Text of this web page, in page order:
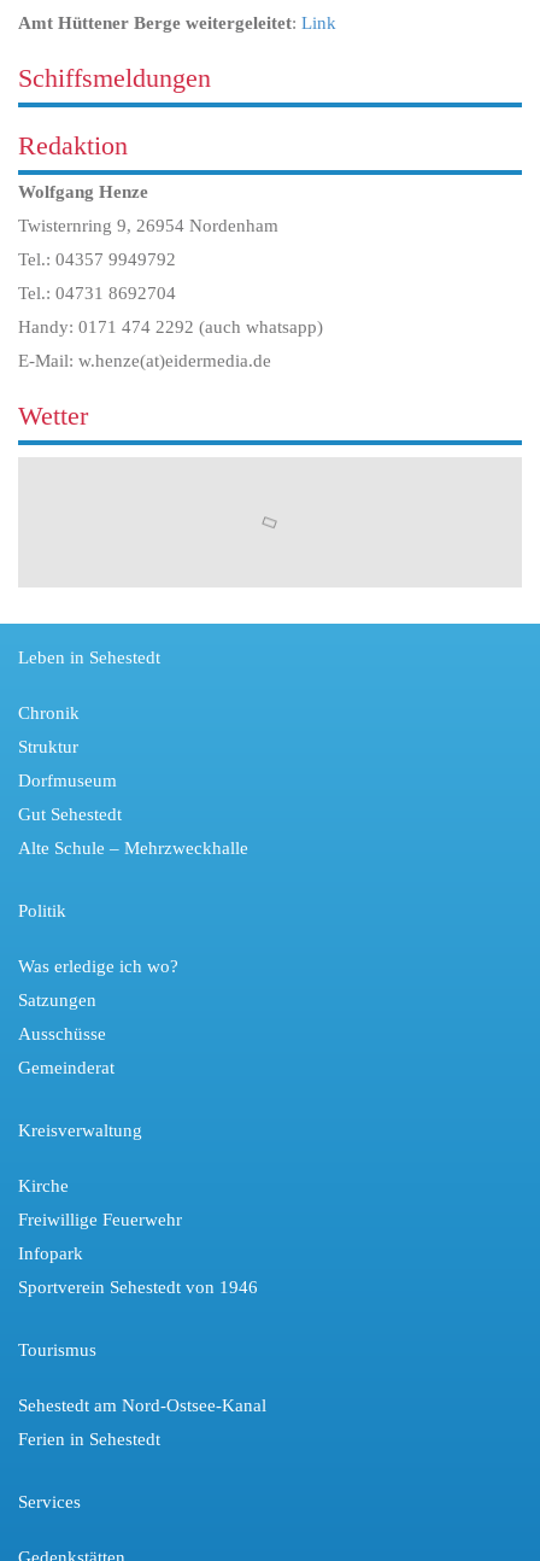
Amt Hüttener Berge weitergeleitet: Link
Schiffsmeldungen
Redaktion
Wolfgang Henze
Twisternring 9, 26954 Nordenham
Tel.: 04357 9949792
Tel.: 04731 8692704
Handy: 0171 474 2292 (auch whatsapp)
E-Mail: w.henze(at)eidermedia.de
Wetter
Leben in Sehestedt
Chronik
Struktur
Dorfmuseum
Gut Sehestedt
Alte Schule – Mehrzweckhalle
Politik
Was erledige ich wo?
Satzungen
Ausschüsse
Gemeinderat
Kreisverwaltung
Kirche
Freiwillige Feuerwehr
Infopark
Sportverein Sehestedt von 1946
Tourismus
Sehestedt am Nord-Ostsee-Kanal
Ferien in Sehestedt
Services
Gedenkstätten